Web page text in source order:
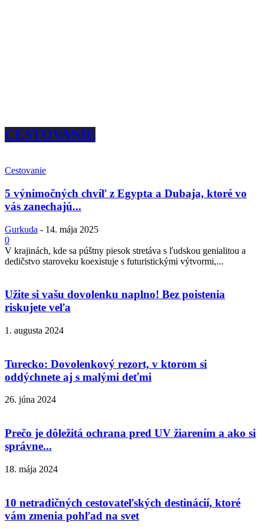
CESTOVANIE
Cestovanie
5 výnimočných chvíľ z Egypta a Dubaja, ktoré vo
vás zanechajú...
Gurkuda - 14. mája 2025
0
V krajinách, kde sa púštny piesok stretáva s ľudskou genialitou a
dedičstvo staroveku koexistuje s futuristickými výtvormi,...
Užite si vašu dovolenku naplno! Bez poistenia
riskujete veľa
1. augusta 2024
Turecko: Dovolenkový rezort, v ktorom si
oddýchnete aj s malými deťmi
26. júna 2024
Prečo je dôležitá ochrana pred UV žiarením a ako si
správne...
18. mája 2024
10 netradičných cestovateľských destinácií, ktoré
vám zmenia pohľad na svet